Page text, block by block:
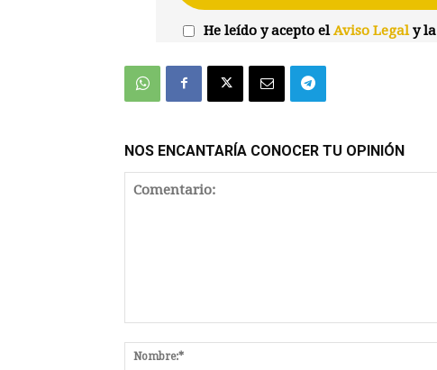
He leído y acepto elAviso Legaly la
NOS ENCANTARÍA CONOCER TU OPINIÓN